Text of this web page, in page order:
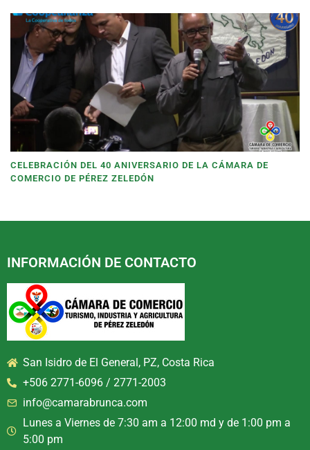
CELEBRACIÓN DEL 40 ANIVERSARIO DE LA CÁMARA DE
COMERCIO DE PÉREZ ZELEDÓN
INFORMACIÓN DE CONTACTO
San Isidro de El General, PZ, Costa Rica
+506 2771-6096 / 2771-2003
info@camarabrunca.com
Lunes a Viernes de 7:30 am a 12:00 md y de 1:00 pm a
5:00 pm